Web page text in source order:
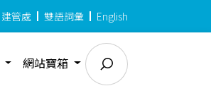
建管處 雙語詞彙 English
網站寶箱